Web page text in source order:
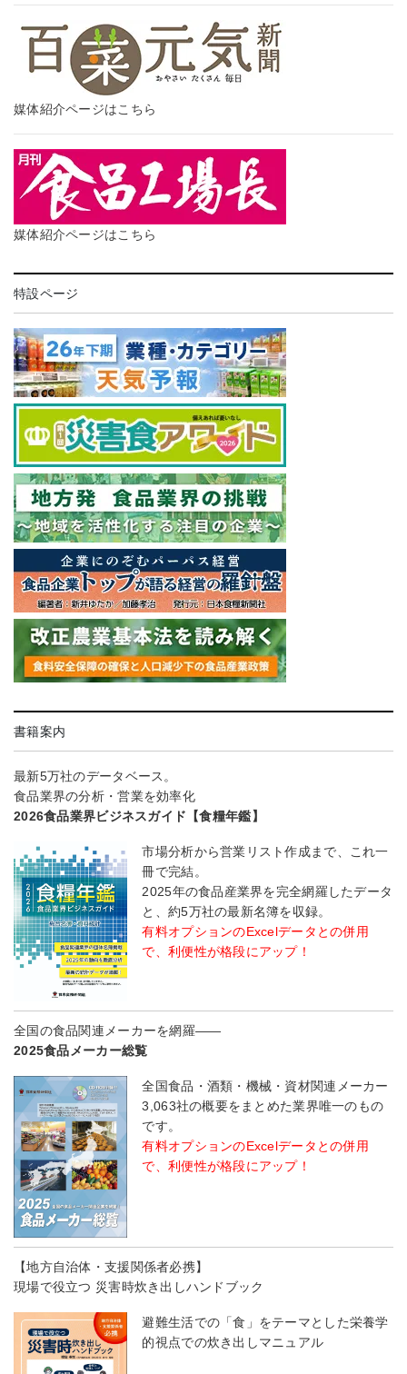
媒体紹介ページはこちら
媒体紹介ページはこちら
特設ページ
書籍案内
最新5万社のデータベース。
食品業界の分析・営業を効率化
2026食品業界ビジネスガイド【食糧年鑑】
市場分析から営業リスト作成まで、これ一
冊で完結。
2025年の食品産業界を完全網羅したデータ
と、約5万社の最新名簿を収録。
有料オプションのExcelデータとの併用
で、利便性が格段にアップ！
全国の食品関連メーカーを網羅――
2025食品メーカー総覧
全国食品・酒類・機械・資材関連メーカー
3,063社の概要をまとめた業界唯一のもの
です。
有料オプションのExcelデータとの併用
で、利便性が格段にアップ！
【地方自治体・支援関係者必携】
現場で役立つ 災害時炊き出しハンドブック
避難生活での「食」をテーマとした栄養学
的視点での炊き出しマニュアル